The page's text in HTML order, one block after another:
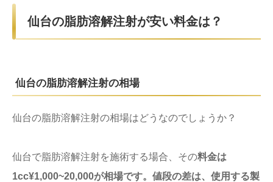
仙台の脂肪溶解注射が安い料金は？
仙台の脂肪溶解注射の相場
仙台の脂肪溶解注射の相場はどうなのでしょうか？
仙台で脂肪溶解注射を施術する場合、その料金は
1cc¥1,000~20,000が相場です。値段の差は、使用する製